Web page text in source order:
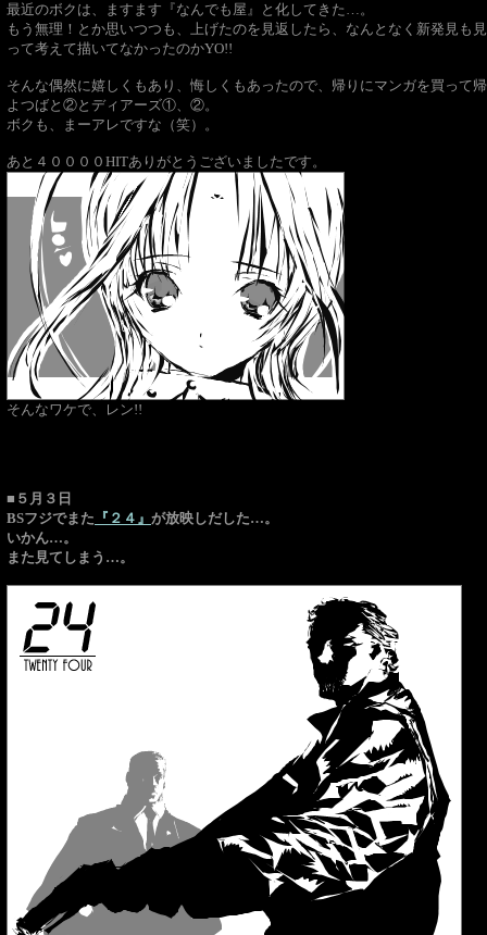
最近のボクは、ますます『なんでも屋』と化してきた…。
もう無理！とか思いつつも、上げたのを見返したら、なんとなく新発見も
って考えて描いてなかったのかYO!!
そんな偶然に嬉しくもあり、悔しくもあったので、帰りにマンガを買って
よつばと②とディアーズ①、②。
ボクも、まーアレですな（笑）。
あと４００００HITありがとうございましたです。
そんなワケで、レン!!
■５月３日
BSフジでまた 『２４』 が放映しだした…。
いかん…。
また見てしまう…。